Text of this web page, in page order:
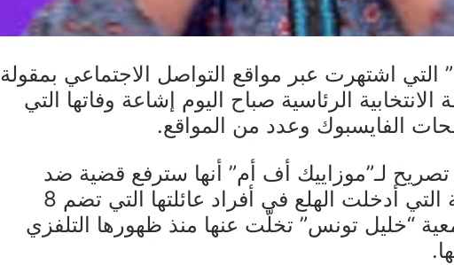
التي اشتهرت عبر مواقع التواصل الاجتماعي بمقولة
الانتخابية الرئاسية صباح اليوم إشاعة وفاتها التي
الفايسبوك وعدد من المواقع.
لـ”موزاييك أف أم” أنها سترفع قضية ضد
مروّجي هذه الإشاعة التي أدخلت الهلع في أفراد عائلتها التي تضم 8
“خليل تونس” تخلّت عنها منذ ظهورها التلفزي